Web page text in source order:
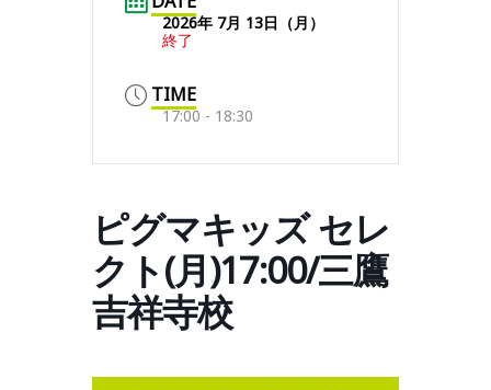
2026年 7月 13日（月）
終了
TIME
17:00 - 18:30
ピグマキッズ セレ
クト(月)17:00/三鷹
吉祥寺校